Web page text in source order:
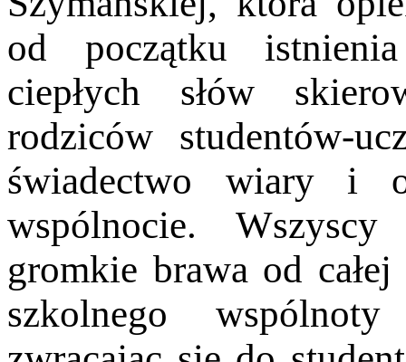
od początku
ciepłych słów
rodziców studentów-
świadectwo wiary i
wspólnocie.
gromkie brawa od
szkolnego